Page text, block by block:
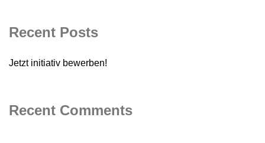
Recent Posts
Jetzt initiativ bewerben!
Recent Comments